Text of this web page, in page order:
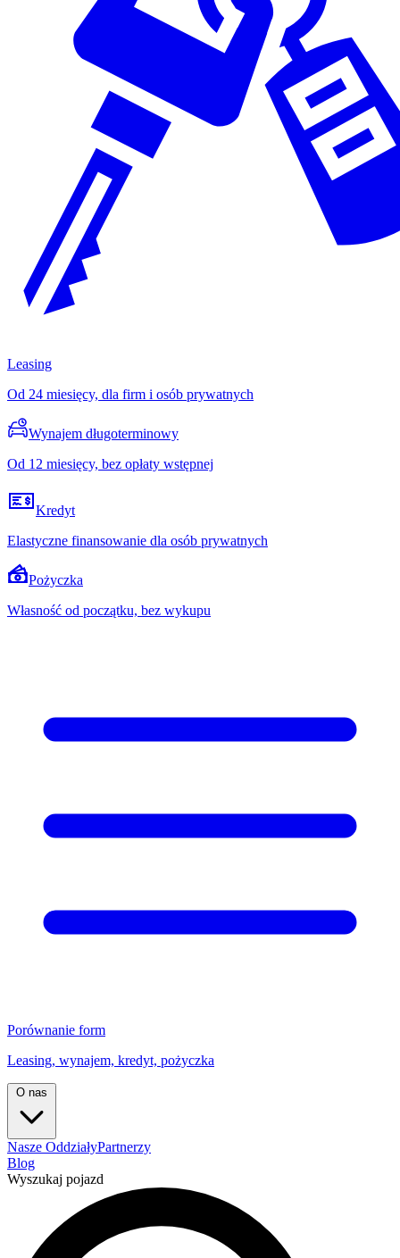
Leasing
Od 24 miesięcy, dla firm i osób prywatnych
Wynajem długoterminowy
Od 12 miesięcy, bez opłaty wstępnej
Kredyt
Elastyczne finansowanie dla osób prywatnych
Pożyczka
Własność od początku, bez wykupu
Porównanie form
Leasing, wynajem, kredyt, pożyczka
O nas
Nasze OddziałyPartnerzy
Blog
Wyszukaj pojazd